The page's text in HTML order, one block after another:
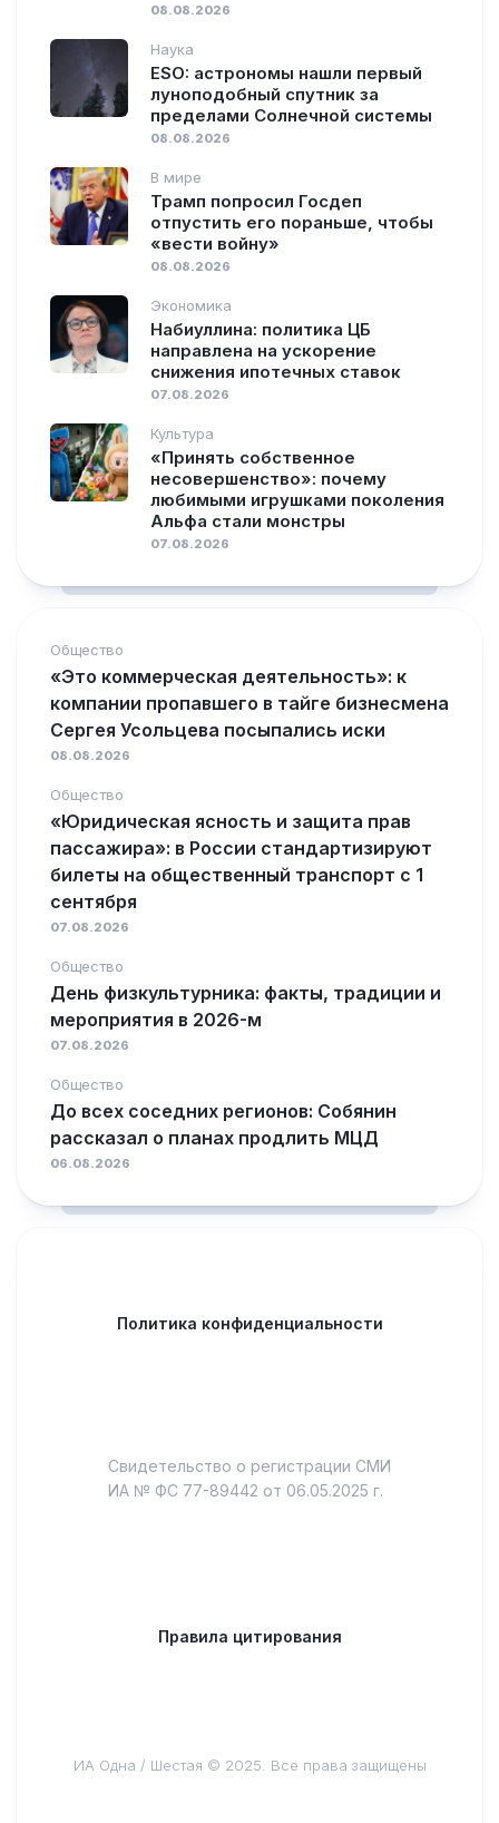
08.08.2026
Наука
ESO: астрономы нашли первый
луноподобный спутник за
пределами Солнечной системы
08.08.2026
В мире
Трамп попросил Госдеп
отпустить его пораньше, чтобы
«вести войну»
08.08.2026
Экономика
Набиуллина: политика ЦБ
направлена на ускорение
снижения ипотечных ставок
07.08.2026
Культура
«Принять собственное
несовершенство»: почему
любимыми игрушками поколения
Альфа стали монстры
07.08.2026
Общество
«Это коммерческая деятельность»: к
компании пропавшего в тайге бизнесмена
Сергея Усольцева посыпались иски
08.08.2026
Общество
«Юридическая ясность и защита прав
пассажира»: в России стандартизируют
билеты на общественный транспорт с 1
сентября
07.08.2026
Общество
День физкультурника: факты, традиции и
мероприятия в 2026-м
07.08.2026
Общество
До всех соседних регионов: Собянин
рассказал о планах продлить МЦД
06.08.2026
Политика конфиденциальности
Свидетельство о регистрации СМИ
ИА № ФС 77-89442 от 06.05.2025 г.
Правила цитирования
ИА Одна / Шестая © 2025. Все права защищены